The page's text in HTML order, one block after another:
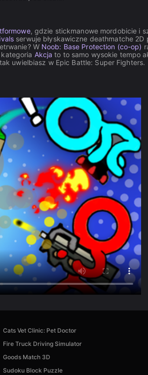
, gdzie stickmanowe mordobicie i
serwuje błyskawiczne deathmatche 2D
W Noob: Base Protection (co-op)
Akcja to to samo wysokie tempo
uwielbiasz w Epic Battle: Super Fighters.
Cats Vet Clinic: Pet Doctor
Fire Truck Driving Simulator
Goods Match 3D
Sudoku Block Puzzle